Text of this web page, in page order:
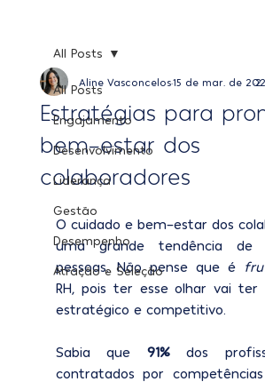
All Posts
Engajamento
Desenvolvimento
Liderança
Gestão
Desempenho
Atração e Seleção
All Posts
Estratégias para
bem-estar dos
colaboradores
Aline Vasconcelos15 de mar. de 2
O cuidado e bem-estar dos
uma grande tendência de
pessoas. Não pense que é
RH, pois ter esse olhar vai ter
estratégico e competitivo.
Sabia que 91% dos
contratados por